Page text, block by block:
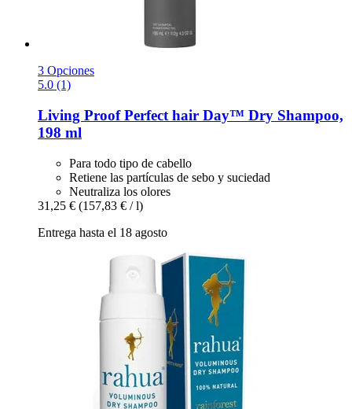
3 Opciones
5.0 (1)
Living ProofPerfect hair Day™ Dry Shampoo,
198 ml
Para todo tipo de cabello
Retiene las partículas de sebo y suciedad
Neutraliza los olores
31,25 € (157,83 € / l)
Entrega hasta el 18 agosto